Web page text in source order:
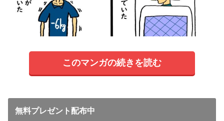
このマンガの続きを読む
無料プレゼント配布中